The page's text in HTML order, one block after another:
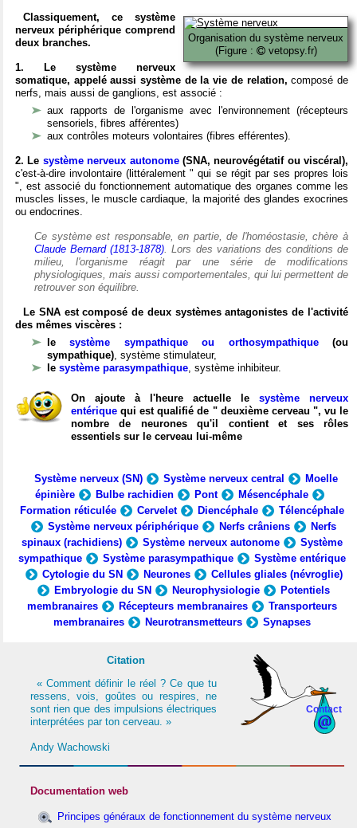
Organisation du système nerveux
(Figure :
vetopsy.fr)
Classiquement, ce système
nerveux périphérique comprend
deux branches.
1. Le système nerveux
somatique, appelé aussi système de la vie de relation, composé de
nerfs, mais aussi de ganglions, est associé :
aux rapports de l'organisme avec l'environnement (récepteurs
sensoriels, fibres afférentes)
aux contrôles moteurs volontaires (fibres efférentes).
2. Le système nerveux autonome(SNA, neurovégétatif ou viscéral),
c'est-à-dire involontaire (littéralement " qui se régit par ses propres lois
", est associé du fonctionnement automatique des organes comme les
muscles lisses, le muscle cardiaque, la majorité des glandes exocrines
ou endocrines.
Ce système est responsable, en partie, de l'homéostasie, chère à
Claude Bernard (1813-1878). Lors des variations des conditions de
milieu, l'organisme réagit par une série de modifications
physiologiques, mais aussi comportementales, qui lui permettent de
retrouver son équilibre.
Le SNA est composé de deux systèmes antagonistes de l'activité
des mêmes viscères :
lesystème sympathique ou orthosympathique(ou
sympathique), système stimulateur,
le système parasympathique, système inhibiteur.
On ajoute à l'heure actuelle le système nerveux
entérique qui est qualifié de " deuxième cerveau ", vu le
nombre de neurones qu'il contient et ses rôles
essentiels sur le cerveau lui-même
Système nerveux (SN) Système nerveux central
Moelle
épinière
Bulbe rachidien Pont
Mésencéphale
Formation réticulée
Cervelet Diencéphale
Télencéphale
Système nerveux périphérique
Nerfs crâniens
Nerfs
spinaux (rachidiens)
Système nerveux autonome
Système
sympathique
Système parasympathique
Système entérique
Cytologie du SN
Neurones
Cellules gliales (névroglie)
Embryologie du SN
Neurophysiologie
Potentiels
membranaires
Récepteurs membranaires
Transporteurs
membranaires
Neurotransmetteurs Synapses
Contact
Citation
« Comment définir le réel ? Ce que tu
ressens, vois, goûtes ou respires, ne
sont rien que des impulsions électriques
interprétées par ton cerveau. »
Andy Wachowski
Documentation web
Principes généraux de fonctionnement du système nerveux